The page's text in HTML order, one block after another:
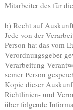
Mitarbeiter des für
b) Recht auf Auskunft
Jede von der
Person hat das vom
Verordnungsgeber
Verarbeitung
seiner Person
Kopie dieser
Richtlinien- und
über folgende